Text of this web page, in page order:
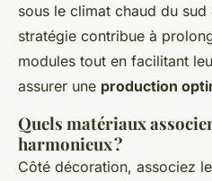
sous le climat chaud du
stratégie contribue à
modules tout en facilitant
assurer une production
Quels matériaux
harmonieux ?
Côté décoration, associez